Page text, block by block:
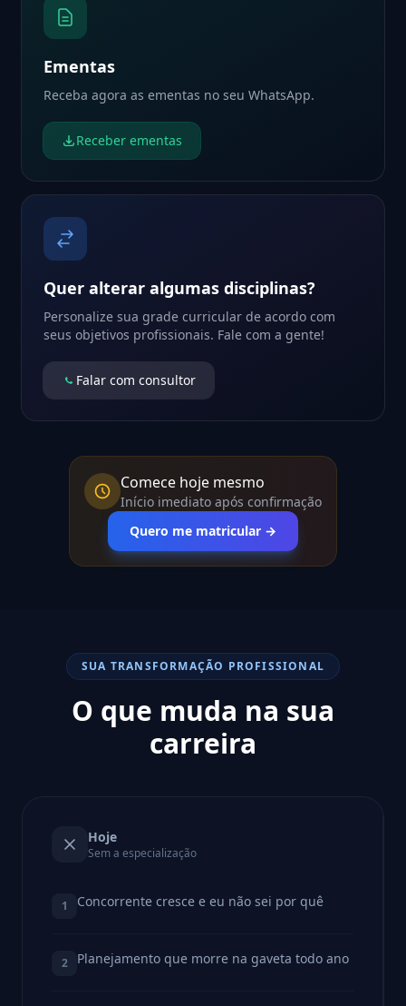
Ementas
Receba agora as ementas no seu WhatsApp.
Receber ementas
Quer alterar algumas disciplinas?
Personalize sua grade curricular de acordo com
seus objetivos profissionais. Fale com a gente!
Falar com consultor
Comece hoje mesmo
Início imediato após confirmação
Quero me matricular →
SUA TRANSFORMAÇÃO PROFISSIONAL
O que muda na sua
carreira
Hoje
Sem a especialização
1 Concorrente cresce e eu não sei por quê
2 Planejamento que morre na gaveta todo ano